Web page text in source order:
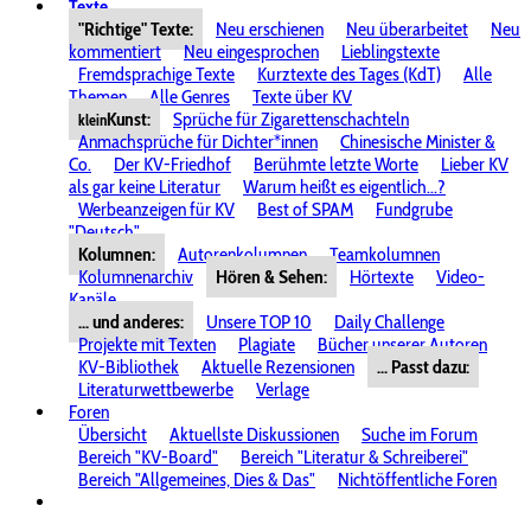
Texte
"Richtige" Texte:
Neu erschienen Neu überarbeitet
Neu
kommentiert
Neu eingesprochen
Lieblingstexte
Fremdsprachige Texte
Kurztexte des Tages (KdT)
Alle
Themen
Alle Genres Texte über KV
kleinKunst:
Sprüche für Zigarettenschachteln
Anmachsprüche für Dichter*innen
Chinesische Minister &
Co.
Der KV-Friedhof Berühmte letzte Worte
Lieber KV
als gar keine Literatur
Warum heißt es eigentlich...?
Werbeanzeigen für KV
Best of SPAM
Fundgrube
"Deutsch"
Kolumnen:
Autorenkolumnen
Teamkolumnen
Kolumnenarchiv
Hören & Sehen: Hörtexte
Video-
Kanäle
... und anderes:
Unsere TOP 10
Daily Challenge
Projekte mit Texten
Plagiate
Bücher unserer Autoren
KV-Bibliothek
Aktuelle Rezensionen
... Passt dazu:
Literaturwettbewerbe
Verlage
Foren
Übersicht
Aktuellste Diskussionen
Suche im Forum
Bereich "KV-Board"
Bereich "Literatur & Schreiberei"
Bereich "Allgemeines, Dies & Das"
Nichtöffentliche Foren